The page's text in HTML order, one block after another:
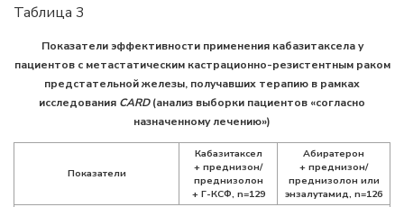
Таблица 3
Показатели эффективности применения кабазитаксела у
пациентов с метастатическим кастрационно-резистентным раком
предстательной железы, получавших терапию в рамках
исследования CARD(анализ выборки пациентов «согласно
назначенному лечению»)
Показатели
Кабазитаксел
+ преднизон/
преднизолон
+ Г-КСФ, n=129
Абиратерон
+ преднизон/
преднизолон или
энзалутамид, n=126